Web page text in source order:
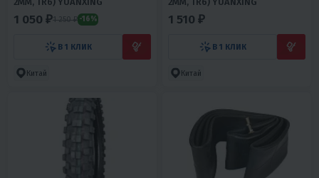
1 050 ₽1 250 ₽ -16%
В 1 КЛИК
Китай
1 510 ₽
В 1 КЛИК
Китай